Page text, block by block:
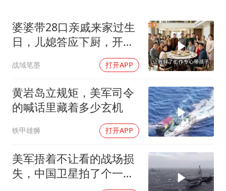
“不怕六爷挂得多 就怕六爷挂一颗”
全民健身事业高质量发展
梁家辉百花奖演讲落泪
乐享全民健身 共筑健康中国
婆婆带28口亲戚来家过生
日，儿媳答应下厨，开饭
战域笔墨 打开APP
黄岩岛立规矩，美军司令
的喊话里藏着多少玄机
铁甲雄狮 打开APP
美军捂着不让看的战场损
失，中国卫星拍了个一清